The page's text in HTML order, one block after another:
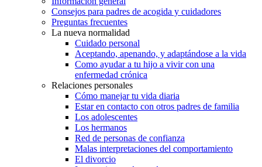
Consejos para padres de acogida y cuidadores
Preguntas frecuentes
La nueva normalidad
Cuidado personal
Aceptando, apenando, y adaptándose a la vida
Como ayudar a tu hijo a vivir con una
enfermedad crónica
Relaciones personales
Cómo manejar tu vida diaria
Estar en contacto con otros padres de familia
Los adolescentes
Los hermanos
Red de personas de confianza
Malas interpretaciones del comportamiento
El divorcio